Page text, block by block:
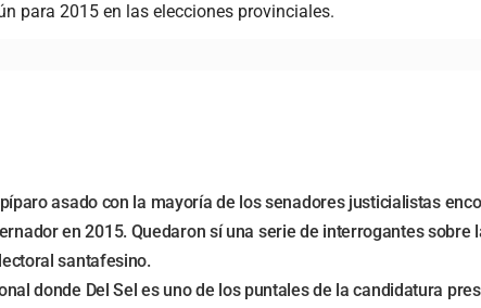
para 2015 en las elecciones provinciales.
asado con la mayoría de los senadores justicialistas
en 2015. Quedaron sí una serie de interrogantes
santafesino.
donde Del Sel es uno de los puntales de la candidatura